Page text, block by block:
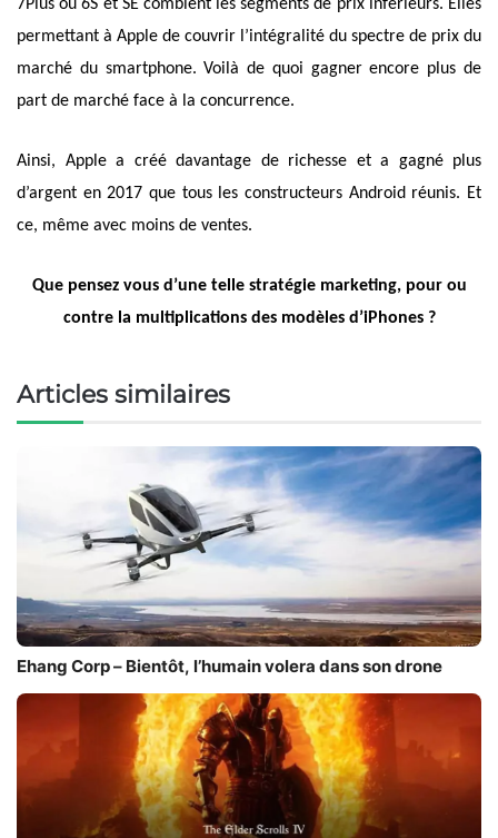
7Plus ou 6S et SE comblent les segments de prix inférieurs. Elles
permettant à Apple de couvrir l’intégralité du spectre de prix du
marché du smartphone. Voilà de quoi gagner encore plus de
part de marché face à la concurrence.
Ainsi, Apple a créé davantage de richesse et a gagné plus
d’argent en 2017 que tous les constructeurs Android réunis. Et
ce, même avec moins de ventes.
Que pensez vous d’une telle stratégie marketing, pour ou
contre la multiplications des modèles d’iPhones ?
Articles similaires
Ehang Corp – Bientôt, l’humain volera dans son drone